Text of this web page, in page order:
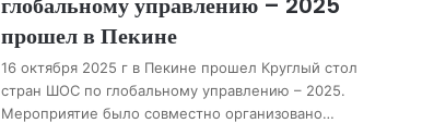
прошел в Пекине
16 октября 2025 г в Пекине прошел Круглый стол
стран ШОС по глобальному управлению – 2025.
Мероприятие было совместно организовано…